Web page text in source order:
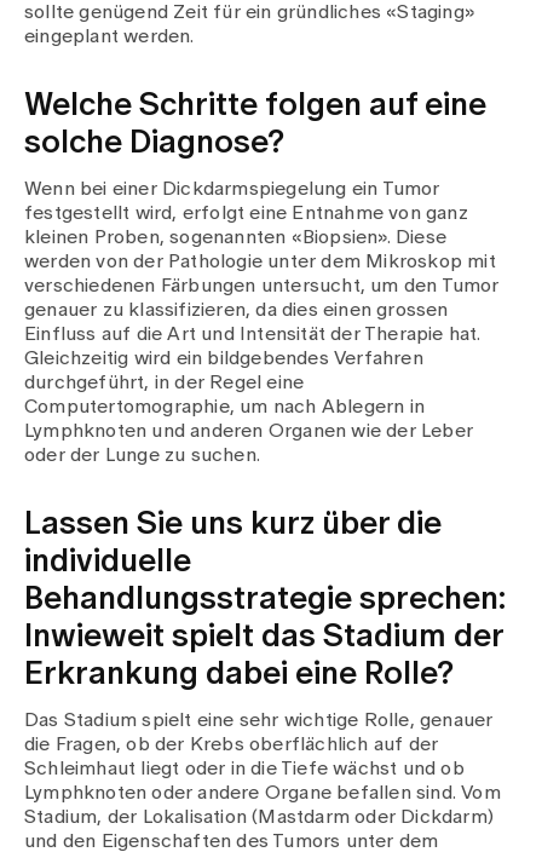
sollte genügend Zeit für ein gründliches «Staging»
eingeplant werden.
Welche Schritte folgen auf eine
solche Diagnose?
Wenn bei einer Dickdarmspiegelung ein Tumor
festgestellt wird, erfolgt eine Entnahme von ganz
kleinen Proben, sogenannten «Biopsien». Diese
werden von der Pathologie unter dem Mikroskop mit
verschiedenen Färbungen untersucht, um den Tumor
genauer zu klassifizieren, da dies einen grossen
Einfluss auf die Art und Intensität der Therapie hat.
Gleichzeitig wird ein bildgebendes Verfahren
durchgeführt, in der Regel eine
Computertomographie, um nach Ablegern in
Lymphknoten und anderen Organen wie der Leber
oder der Lunge zu suchen.
Lassen Sie uns kurz über die
individuelle
Behandlungsstrategie sprechen:
Inwieweit spielt das Stadium der
Erkrankung dabei eine Rolle?
Das Stadium spielt eine sehr wichtige Rolle, genauer
die Fragen, ob der Krebs oberflächlich auf der
Schleimhaut liegt oder in die Tiefe wächst und ob
Lymphknoten oder andere Organe befallen sind. Vom
Stadium, der Lokalisation (Mastdarm oder Dickdarm)
und den Eigenschaften des Tumors unter dem